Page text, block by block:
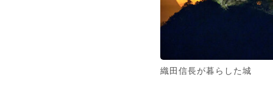
織田信長が暮らした城